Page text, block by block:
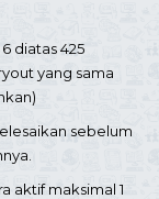
diatas 425
yang sama
sebelum
aktif maksimal 1